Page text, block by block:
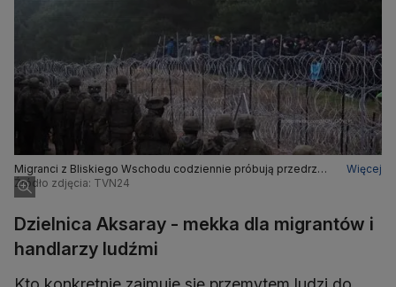
Migranci z Bliskiego Wschodu codziennie próbują przedrzeć
się z Białorusi do Polski
Więcej
Źródło zdjęcia: TVN24
Dzielnica Aksaray - mekka dla migrantów i
handlarzy ludźmi